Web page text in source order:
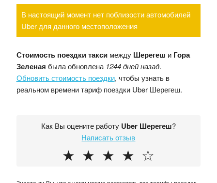
В настоящий момент нет поблизости автомобилей
Uber для данного местоположения
Стоимость поездки таксимежду Шерегеш и Гора
Зеленая была обновлена 1244 дней назад.
Обновить стоимость поездки, чтобы узнать в
реальном времени тариф поездки Uber Шерегеш.
Как Вы оцените работу Uber Шерегеш?
Написать отзыв
☆
★
★
★
★